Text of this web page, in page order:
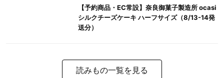
【予約商品・EC常設】奈良御菓子製造所 ocasi
シルクチーズケーキ ハーフサイズ（8/13-14発
送分）
読みもの一覧を見る